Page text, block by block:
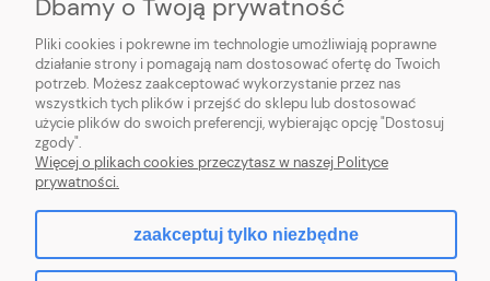
Wojewódzki Inspektorat Weterynarii
w Siedlcach ul. Kazimierzowska 29,
08-110 Siedlce
https://mazowsze.wiw.gov.pl/
pokaż pełną wersję strony
Dbamy o Twoją prywatność
Pliki cookies i pokrewne im technologie umożliwiają poprawne
działanie strony i pomagają nam dostosować ofertę do Twoich
potrzeb. Możesz zaakceptować wykorzystanie przez nas
wszystkich tych plików i przejść do sklepu lub dostosować
użycie plików do swoich preferencji, wybierając opcję "Dostosuj
zgody".
Więcej o plikach cookies przeczytasz w naszej Polityce
prywatności.
zaakceptuj tylko niezbędne